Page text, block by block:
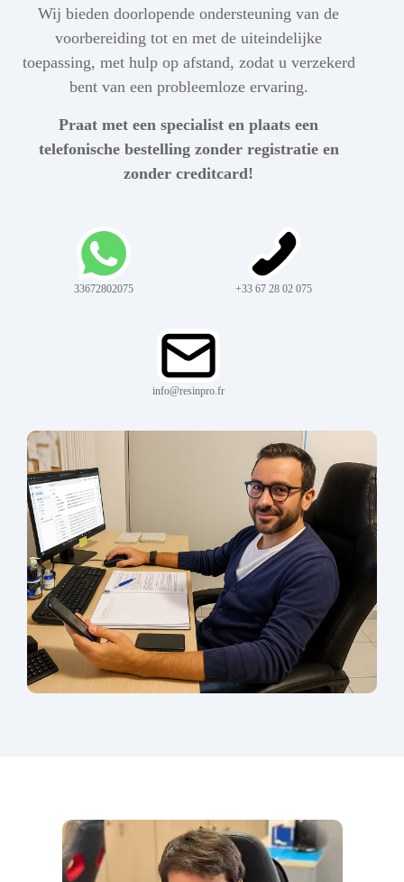
Wij bieden doorlopende ondersteuning van de
voorbereiding tot en met de uiteindelijke
toepassing, met hulp op afstand, zodat u verzekerd
bent van een probleemloze ervaring.
Praat met een specialist en plaats een
telefonische bestelling zonder registratie en
zonder creditcard!
33672802075 +33 67 28 02 075
info@resinpro.fr